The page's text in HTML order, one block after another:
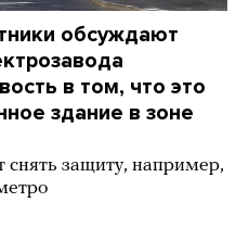
обсуждают
в том, что это
здание в зоне
защиту, например,